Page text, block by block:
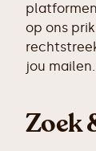
op ons
jou
Zoek